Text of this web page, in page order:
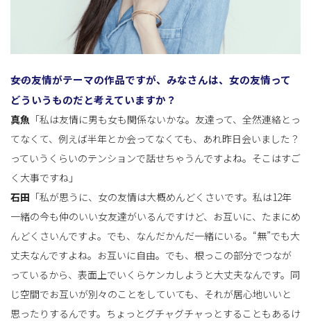
――女の友情がテーマの作品ですが、みなさんは、女の友情って
どういうものだと考えていますか？
真魚 「私は友情に男も女も関係ないかな。友達って、全然連絡とっ
てなくて、例えば半年とか会ってなくても、あれ昨日会いました？
っていうくらいのテンションで話せちゃうんですよね。そこはすご
く大事ですね」
石田 「私が思うに、女の友情は大概めんどくさいです。私は12年
一緒の今も仲のいい女友達がいるんですけど、お互いに、たまにめ
んどくさいんですよ。でも、なんだかんだ一緒にいる。“無”でも大
丈夫なんですよね。お互いに自由。でも、根っこの部分でつなが
っているから、表面上でいくらケンカしようと大丈夫なんです。同
じ空間でお互いが別々のことをしていても、それが居心地いいと
思ったりするんです。ちょっとグチャグチャっとすることもあるけ